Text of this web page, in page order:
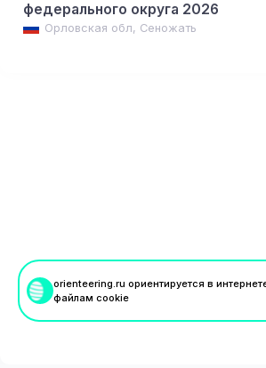
федерального округа 2026
Орловская обл, Сеножать
orienteering.ru ориентируется в
файлам cookie